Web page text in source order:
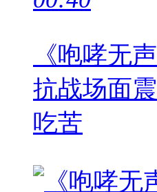
《咆哮无
抗战场面
吃苦